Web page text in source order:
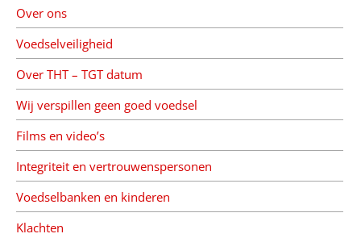
Over ons
Voedselveiligheid
Over THT – TGT datum
Wij verspillen geen goed voedsel
Films en video’s
Integriteit en vertrouwenspersonen
Voedselbanken en kinderen
Klachten